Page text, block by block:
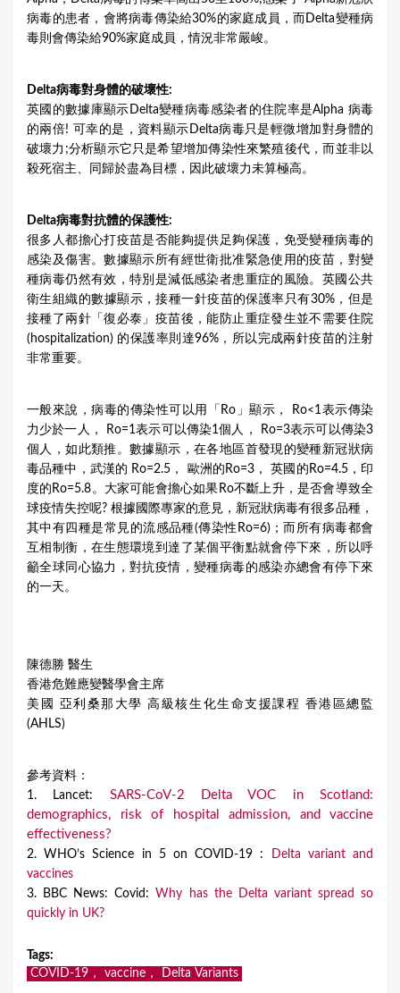
病毒的患者，會將病毒傳染給30%的家庭成員，而Delta變種病
毒則會傳染給90%家庭成員，情況非常嚴峻。
Delta病毒對身體的破壞性:
英國的數據庫顯示Delta變種病毒感染者的住院率是Alpha 病毒
的兩倍! 可幸的是，資料顯示Delta病毒只是輕微增加對身體的
破壞力;分析顯示它只是希望增加傳染性來繁殖後代，而並非以
殺死宿主、同歸於盡為目標，因此破壞力未算極高。
Delta病毒對抗體的保護性:
很多人都擔心打疫苗是否能夠提供足夠保護，免受變種病毒的
感染及傷害。數據顯示所有經世衛批准緊急使用的疫苗，對變
種病毒仍然有效，特別是減低感染者患重症的風險。英國公共
衛生組織的數據顯示，接種一針疫苗的保護率只有30%，但是
接種了兩針「復必泰」疫苗後，能防止重症發生並不需要住院
(hospitalization) 的保護率則達96%，所以完成兩針疫苗的注射
非常重要。
一般來說，病毒的傳染性可以用「Ro」顯示， Ro<1表示傳染
力少於一人， Ro=1表示可以傳染1個人， Ro=3表示可以傳染3
個人，如此類推。數據顯示，在各地區首發現的變種新冠狀病
毒品種中，武漢的 Ro=2.5， 歐洲的Ro=3， 英國的Ro=4.5，印
度的Ro=5.8。大家可能會擔心如果Ro不斷上升，是否會導致全
球疫情失控呢? 根據國際專家的意見，新冠狀病毒有很多品種，
其中有四種是常見的流感品種(傳染性Ro=6)；而所有病毒都會
互相制衡，在生態環境到達了某個平衡點就會停下來，所以呼
籲全球同心協力，對抗疫情，變種病毒的感染亦總會有停下來
的一天。
陳德勝 醫生
香港危難應變醫學會主席
美國 亞利桑那大學 高級核生化生命支援課程 香港區總監
(AHLS)
參考資料：
1. Lancet: SARS-CoV-2 Delta VOC in Scotland:
demographics, risk of hospital admission, and vaccine
effectiveness?
2. WHO’s Science in 5 on COVID-19 :
Delta variant and
vaccines
3. BBC News: Covid: Why has the Delta variant spread so
quickly in UK?
Tags:
COVID-19， vaccine， Delta Variants